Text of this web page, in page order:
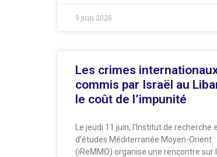
9 juin 2026
Les crimes
commis par Israël au
le coût de l’impunité
Le jeudi 11 juin, l’Institut de recherche
d’études Méditerranée Moyen-Orient
(iReMMO) organise une rencontre sur